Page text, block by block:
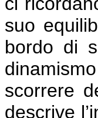
suo
bordo di
scorrere
descrive